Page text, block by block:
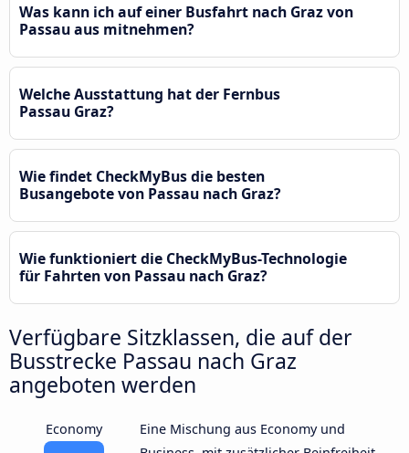
Was kann ich auf einer Busfahrt nach Graz von
Passau aus mitnehmen?
Welche Ausstattung hat der Fernbus
Passau Graz?
Wie findet CheckMyBus die besten
Busangebote von Passau nach Graz?
Wie funktioniert die CheckMyBus-Technologie
für Fahrten von Passau nach Graz?
Verfügbare Sitzklassen, die auf der
Busstrecke Passau nach Graz
angeboten werden
Economy
Eine Mischung aus Economy und